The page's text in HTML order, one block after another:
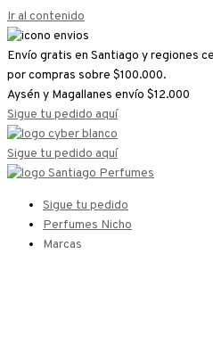
Ir al contenido
Envío gratis en Santiago y regiones
por compras sobre $100.000.
Aysén y Magallanes envío $12.000
Sigue tu pedido aquí
Sigue tu pedido aquí
Sigue tu pedido
Perfumes Nicho
Marcas